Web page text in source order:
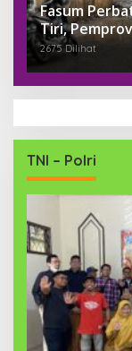
Fasum
Tiri,
2675 Dilihat
TNI – Polri